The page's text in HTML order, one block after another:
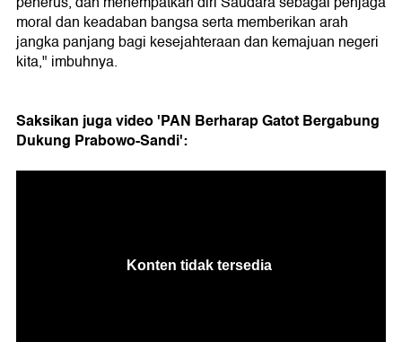
moral dan keadaban bangsa serta memberikan arah
jangka panjang bagi kesejahteraan dan kemajuan negeri
kita," imbuhnya.
Saksikan juga video 'PAN Berharap Gatot Bergabung
Dukung Prabowo-Sandi':